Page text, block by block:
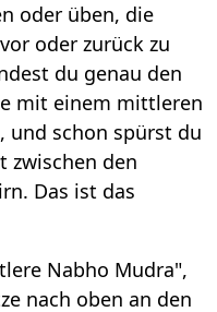
oder üben, die
oder zurück zu
du genau den
mit einem mittleren
und schon spürst du
zwischen den
Das ist das
Nabho Mudra",
nach oben an den